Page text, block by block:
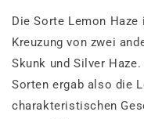
Die Sorte Lemon
Kreuzung von zwei
Skunk und Silver
Sorten ergab also die
charakteristischen